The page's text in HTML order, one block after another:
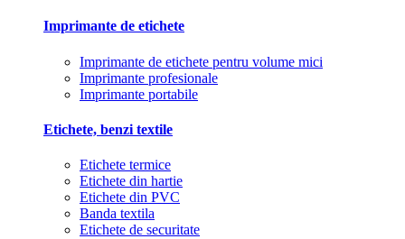
Imprimante de etichete
Imprimante de etichete pentru volume mici
Imprimante profesionale
Imprimante portabile
Etichete, benzi textile
Etichete termice
Etichete din hartie
Etichete din PVC
Banda textila
Etichete de securitate